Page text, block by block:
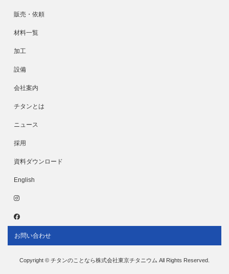
販売・依頼
材料一覧
加工
設備
会社案内
チタンとは
ニュース
採用
資料ダウンロード
English
お問い合わせ
Copyright © チタンのことなら株式会社東京チタニウム All Rights Reserved.